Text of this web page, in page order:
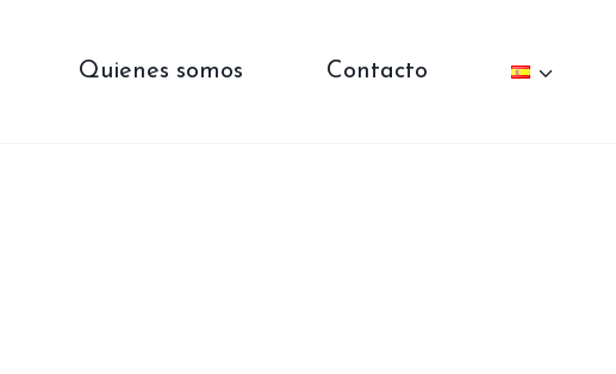
Quienes somos Contacto